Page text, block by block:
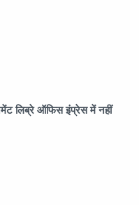
लिब्रे ऑफिस इंप्रेस में नहीं